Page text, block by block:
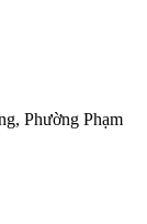
Phường Phạm